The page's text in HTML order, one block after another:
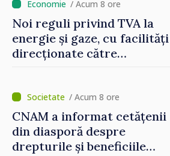
/ Acum 8 ore
Noi reguli privind TVA la
energie și gaze, cu facilități
direcționate către
/ Acum 8 ore
CNAM a informat cetățenii
din diasporă despre
drepturile și beneficiile